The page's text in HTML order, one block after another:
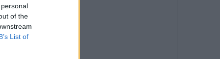
of the
List of